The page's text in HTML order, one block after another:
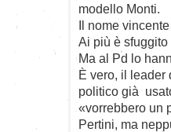
modello Monti.
Il nome
Ai più è
Ma al Pd lo
È vero, il leader
politico già
«vorrebbero un
Pertini, ma